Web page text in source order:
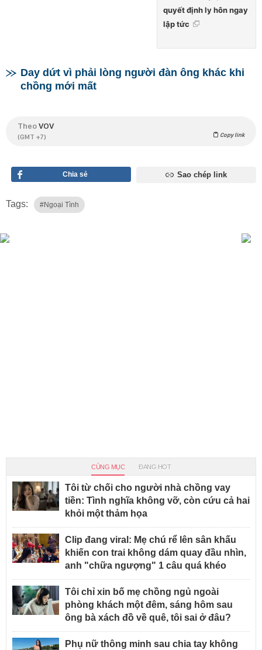
quyết định ly hôn ngay
lập tức
Day dứt vì phải lòng người đàn ông khác khi
chồng mới mất
TheoVOV
(GMT +7) Copy link
Chia sẻ Sao chép link
Tags: #ngoại Tình
CÙNG MỤC ĐANG HOT
Tôi từ chối cho người nhà chồng vay
tiền: Tình nghĩa không vỡ, còn cứu cả hai
khỏi một thảm họa
Clip đang viral: Mẹ chú rể lên sân khấu
khiến con trai không dám quay đầu nhìn,
anh "chữa ngượng" 1 câu quá khéo
Tôi chỉ xin bố mẹ chồng ngủ ngoài
phòng khách một đêm, sáng hôm sau
ông bà xách đồ về quê, tôi sai ở đâu?
Phụ nữ thông minh sau chia tay không